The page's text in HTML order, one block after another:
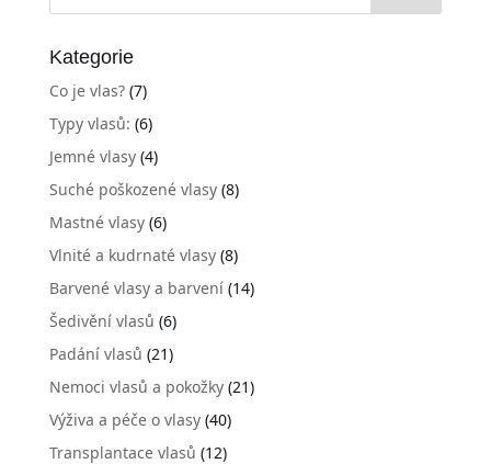
Kategorie
Co je vlas?(7)
Typy vlasů: (6)
Jemné vlasy(4)
Suché poškozené vlasy(8)
Mastné vlasy(6)
Vlnité a kudrnaté vlasy(8)
Barvené vlasy a barvení(14)
Šedivění vlasů (6)
Padání vlasů (21)
Nemoci vlasů a pokožky(21)
Výživa a péče o vlasy(40)
Transplantace vlasů (12)